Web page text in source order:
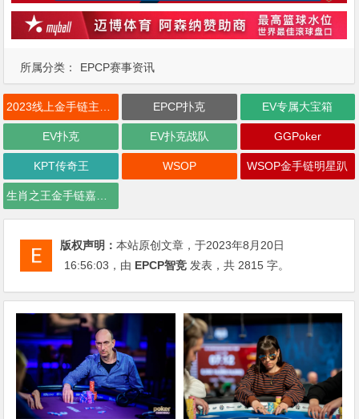
所属分类： EPCP赛事资讯
EPCP扑克 EV专属大宝箱
EV扑克 EV扑克战队 GGPoker
KPT传奇王 WSOP WSOP金手链明星趴
版权声明：本站原创文章，于2023年8月20日
16:56:03 ，由 EPCP智竞 发表，共 2815 字。